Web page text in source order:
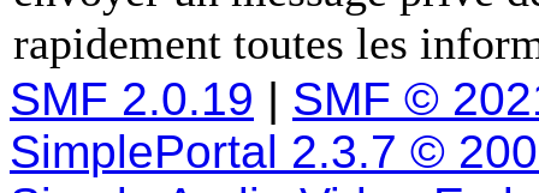
rapidement toutes les
SMF 2.0.19 | SMF ©
SimplePortal 2.3.7 ©